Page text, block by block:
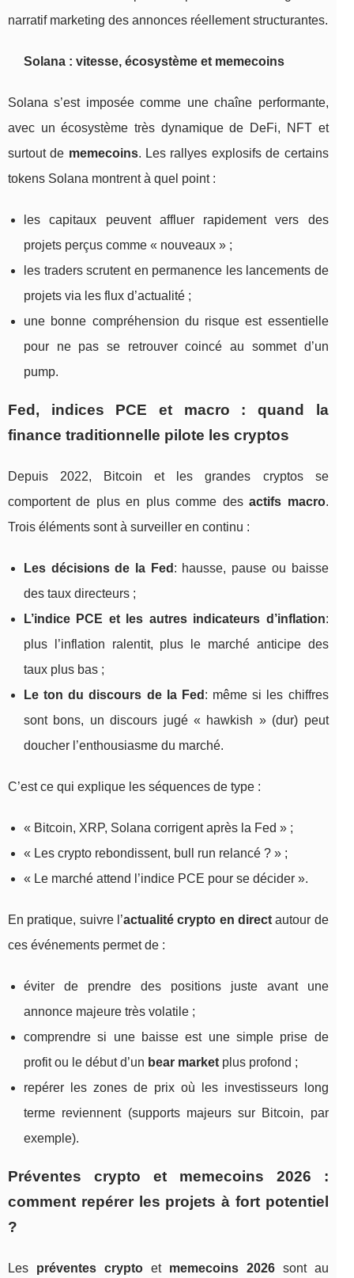
narratif marketing des annonces réellement structurantes.
Solana : vitesse, écosystème et memecoins
Solana s’est imposée comme une chaîne performante,
avec un écosystème très dynamique de DeFi, NFT et
surtout de memecoins. Les rallyes explosifs de certains
tokens Solana montrent à quel point :
les capitaux peuvent affluer rapidement vers des
projets perçus comme « nouveaux » ;
les traders scrutent en permanence les lancements de
projets via les flux d’actualité ;
une bonne compréhension du risque est essentielle
pour ne pas se retrouver coincé au sommet d’un
pump.
Fed, indices PCE et macro : quand la
finance traditionnelle pilote les cryptos
Depuis 2022, Bitcoin et les grandes cryptos se
comportent de plus en plus comme desactifs macro.
Trois éléments sont à surveiller en continu :
Les décisions de la Fed : hausse, pause ou baisse
des taux directeurs ;
L’indice PCE et les autres indicateurs d’inflation:
plus l’inflation ralentit, plus le marché anticipe des
taux plus bas ;
Le ton du discours de la Fed : même si les chiffres
sont bons, un discours jugé « hawkish » (dur) peut
doucher l’enthousiasme du marché.
C’est ce qui explique les séquences de type :
« Bitcoin, XRP, Solana corrigent après la Fed » ;
« Les crypto rebondissent, bull run relancé ? » ;
« Le marché attend l’indice PCE pour se décider ».
En pratique, suivre l’actualité crypto en directautour de
ces événements permet de :
éviter de prendre des positions juste avant une
annonce majeure très volatile ;
comprendre si une baisse est une simple prise de
profit ou le début d’un bear market plus profond ;
repérer les zones de prix où les investisseurs long
terme reviennent (supports majeurs sur Bitcoin, par
exemple).
Préventes crypto et memecoins 2026 :
comment repérer les projets à fort potentiel
?
Les préventes cryptoet memecoins 2026sont au